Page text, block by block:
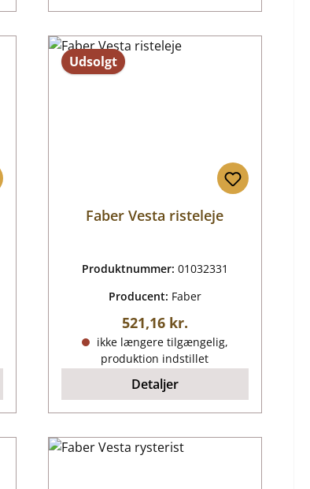
Udsolgt
Faber Vesta risteleje
Produktnummer: 01032331
Producent: Faber
Almindelig pris:
521,16 kr.
ikke længere tilgængelig,
produktion indstillet
Detaljer